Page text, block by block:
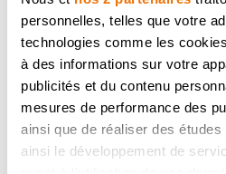
personnelles, telles que votre
technologies comme les
à des informations sur votre
publicités et du contenu
mesures de performance des
ainsi que de réaliser des études
ainsi le développement de